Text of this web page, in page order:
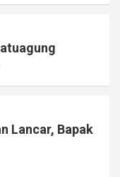
Lancar, Bapak